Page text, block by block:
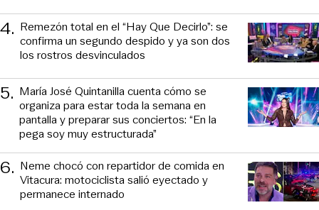
4. Remezón total en el “Hay Que Decirlo”: se
confirma un segundo despido y ya son dos
los rostros desvinculados
5. María José Quintanilla cuenta cómo se
organiza para estar toda la semana en
pantalla y preparar sus conciertos: “En la
pega soy muy estructurada”
6. Neme chocó con repartidor de comida en
Vitacura: motociclista salió eyectado y
permanece internado